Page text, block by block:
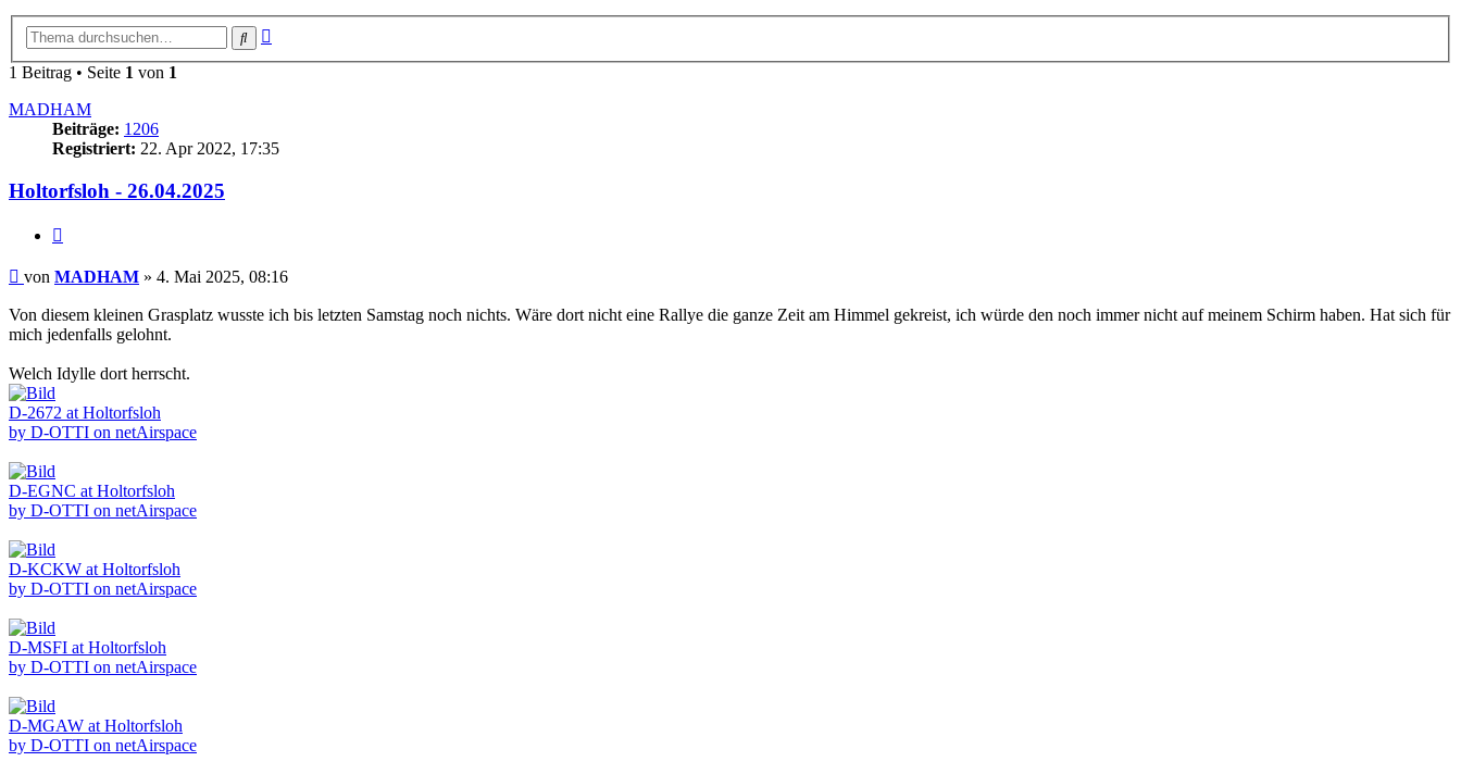
Suche
1 Beitrag • Seite 1 von 1
MADHAM
Beiträge: 1206
Registriert: 22. Apr 2022, 17:35
Holtorfsloh - 26.04.2025
Beitrag
von MADHAM » 4. Mai 2025, 08:16
Von diesem kleinen Grasplatz wusste ich bis letzten Samstag noch nichts. Wäre dort nicht eine Rallye die ganze Zeit am Himmel gekreist, ich würde den noch immer nicht auf meinem Schirm haben. Hat sich für
mich jedenfalls gelohnt.
Welch Idylle dort herrscht.
D-2672 at Holtorfsloh
by D-OTTI on netAirspace
D-EGNC at Holtorfsloh
by D-OTTI on netAirspace
D-KCKW at Holtorfsloh
by D-OTTI on netAirspace
D-MSFI at Holtorfsloh
by D-OTTI on netAirspace
D-MGAW at Holtorfsloh
by D-OTTI on netAirspace